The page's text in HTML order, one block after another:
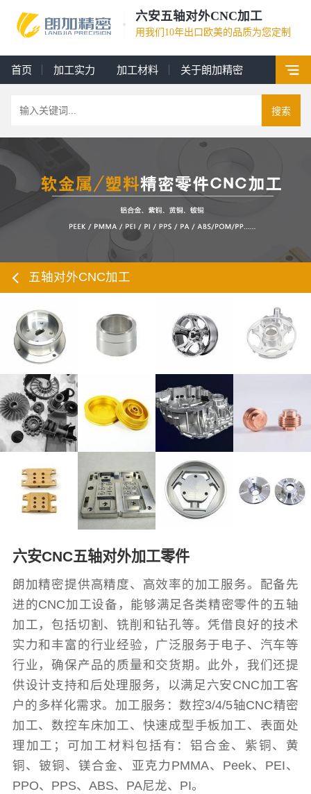
六安五轴对外CNC加工
用我们10年出口欧美的品质为您定制
首页 加工实力 加工材料 关于朗加精密
搜索
五轴对外CNC加工
六安CNC五轴对外加工零件
朗加精密提供高精度、高效率的加工服务。配备先
进的CNC加工设备，能够满足各类精密零件的五轴
加工，包括切割、铣削和钻孔等。凭借良好的技术
实力和丰富的行业经验，广泛服务于电子、汽车等
行业，确保产品的质量和交货期。此外，我们还提
供设计支持和后处理服务，以满足六安CNC加工客
户的多样化需求。加工服务：数控3/4/5轴CNC精密
加工、数控车床加工、快速成型手板加工、表面处
理加工；可加工材料包括有：铝合金、紫铜、黄
铜、铍铜、镁合金、亚克力PMMA、Peek、PEI、
PPO、PPS、ABS、PA尼龙、PI。